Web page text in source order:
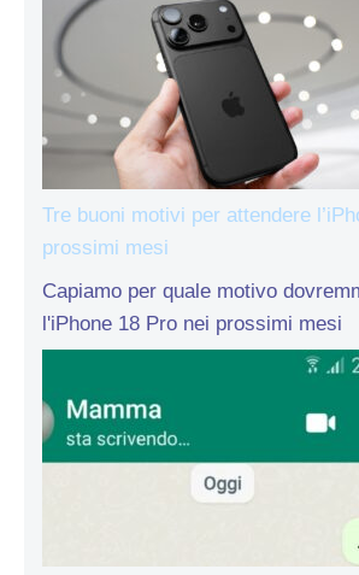
Tre buoni motivi per attendere
prossimi mesi
Capiamo per quale motivo
l'iPhone 18 Pro nei prossimi mesi